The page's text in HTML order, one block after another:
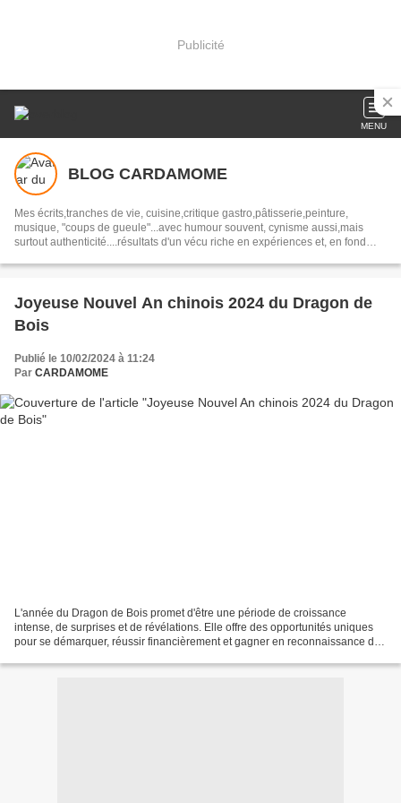
Publicité
MENU
BLOG CARDAMOME
Mes écrits,tranches de vie, cuisine,critique gastro,pâtisserie,peinture,
musique, "coups de gueule"...avec humour souvent, cynisme aussi,mais
surtout authenticité....résultats d'un vécu riche en expériences et, en fond
Joyeuse Nouvel An chinois 2024 du Dragon de
Bois
Publié le 10/02/2024 à 11:24
Par CARDAMOME
L'année du Dragon de Bois promet d'être une période de croissance
intense, de surprises et de révélations. Elle offre des opportunités uniques
pour se démarquer, réussir financièrement et gagner en reconnaissance de